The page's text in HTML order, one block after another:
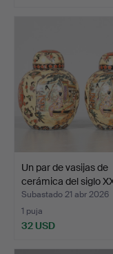
Un par de vasijas de
cerámica del siglo
Subastado 21 abr 2026
1 puja
32 USD